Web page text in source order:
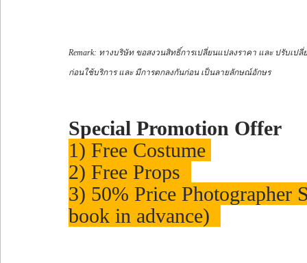
Remark: ทางบริษัท ขอสงวนสิทธิ์การเปลี่ยนแปลงราคา และ ปรับ
ก่อนใช้บริการ และ มีการตกลงกันก่อน เป็นลายลักษณ์อักษร
Special Promotion Offer
1) Free Costume
2) Free Props
3) 50% Price Photographer
book in advance)